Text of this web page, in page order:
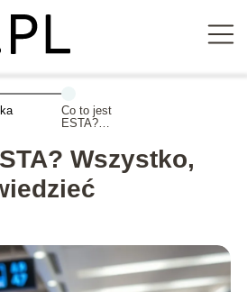
Co to jest
ESTA?
musisz wiedzieć
Wszystko,